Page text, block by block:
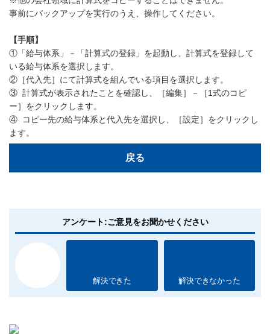
事前にバックアップを実行のうえ、操作してください。
【手順】
①「給与体系」－「計算式の登録」を起動し、計算式を登録して
いる給与体系を選択します。
②［代入先］にて計算式を組んでいる項目を選択します。
③ 計算式が表示されたことを確認し、［編集］－［1式のコピ
ー］をクリックします。
④ コピー先の給与体系と代入先を選択し、［設定］をクリックし
ます。
戻る
アンケート:ご意見をお聞かせください
解決できた 解決できなかった